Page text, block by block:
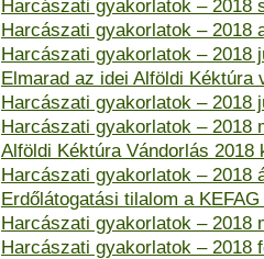
Harcászati gyakorlatok – 2018
Harcászati gyakorlatok – 2018
Harcászati gyakorlatok – 2018
Elmarad az idei Alföldi Kéktúra
Harcászati gyakorlatok – 2018
Harcászati gyakorlatok – 2018
Alföldi Kéktúra Vándorlás 2018
Harcászati gyakorlatok – 2018
Erdőlátogatási tilalom a
Harcászati gyakorlatok – 2018
Harcászati gyakorlatok – 2018